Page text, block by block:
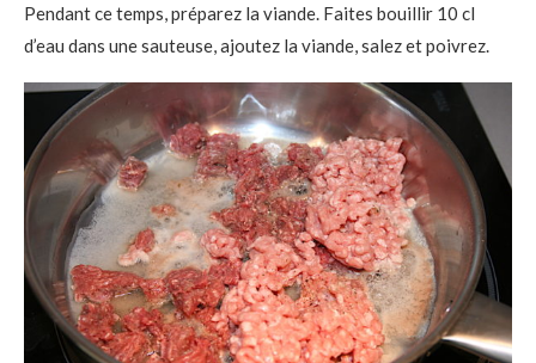
Pendant ce temps, préparez la viande. Faites bouillir 10 cl
d’eau dans une sauteuse, ajoutez la viande, salez et poivrez.